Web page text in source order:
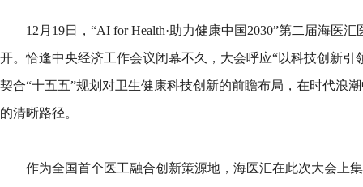
12月19日，“AI for Health·助力健康中国2030”第二届海医
开。恰逢中央经济工作会议闭幕不久，大会呼应“以科技创新引
契合“十五五”规划对卫生健康科技创新的前瞻布局，在时代浪
的清晰路径。
作为全国首个医工融合创新策源地，海医汇在此次大会上